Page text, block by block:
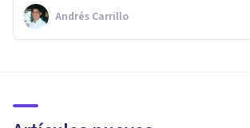
Andrés Carrillo